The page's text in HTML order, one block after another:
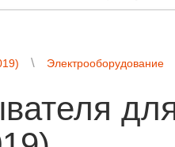
Электрооборудование